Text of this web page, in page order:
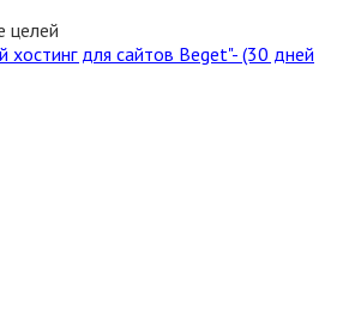
целей
для сайтов Beget"- (30 дней